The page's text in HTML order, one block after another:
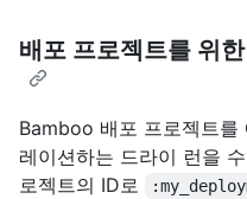
배포 프로젝트를 위
Bamboo 배포 프로젝트
레이션하는 드라이 런을
로젝트의 ID로